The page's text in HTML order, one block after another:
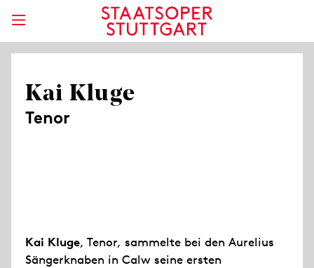
Kai Kluge
Tenor
Kai Kluge, Tenor, sammelte bei den Aurelius
Sängerknaben in Calw seine ersten